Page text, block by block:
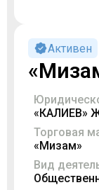
Активен
«КАЛИЕВ»
Торговая
«Мизам»
Вид